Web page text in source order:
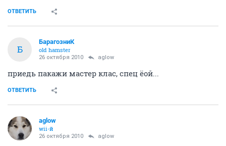
ОТВЕТИТЬ
Б
БарагозниК
old hamster
26 октября 2010 aglow
приедь пакажи мастер клас, спец ёой...
ОТВЕТИТЬ
aglow
wii-й
26 октября 2010 aglow